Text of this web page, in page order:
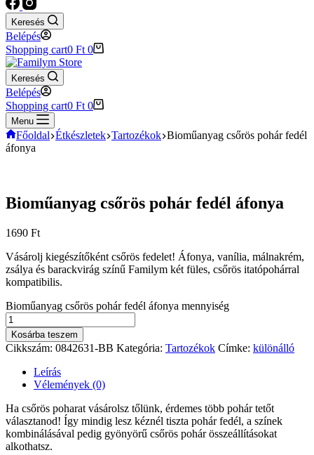
Keresés
Belépés
Shopping cart0 Ft 0
Keresés
Belépés
Shopping cart0 Ft 0
Menu
Főoldal Étkészletek Tartozékok Bioműanyag csőrös pohár fedél
áfonya
Bioműanyag csőrös pohár fedél áfonya
1690 Ft
Vásárolj kiegészítőként csőrös fedelet! Áfonya, vanília, málnakrém,
zsálya és barackvirág színű Familym két füles, csőrös itatópohárral
kompatibilis.
Bioműanyag csőrös pohár fedél áfonya mennyiség
Kosárba teszem
Cikkszám: 0842631-BB Kategória: Tartozékok Címke: különálló
Leírás
Vélemények (0)
Ha csőrös poharat vásárolsz tőlünk, érdemes több pohár tetőt
választanod! Így mindig lesz kéznél tiszta pohár fedél, a színek
kombinálásával pedig gyönyörű csőrös pohár összeállításokat
alkothatsz.